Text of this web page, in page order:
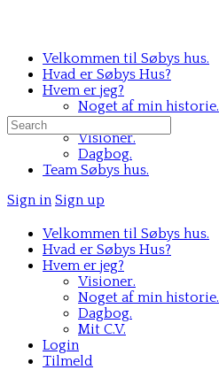
Velkommen til Søbys hus.
Hvad er Søbys Hus?
Hvem er jeg?
Noget af min historie.
Mit C.V.
Visioner.
Dagbog.
Team Søbys hus.
Sign in Sign up
Search
for:
Velkommen til Søbys hus.
Hvad er Søbys Hus?
Hvem er jeg?
Visioner.
Noget af min historie.
Dagbog.
Mit C.V.
Login
Tilmeld